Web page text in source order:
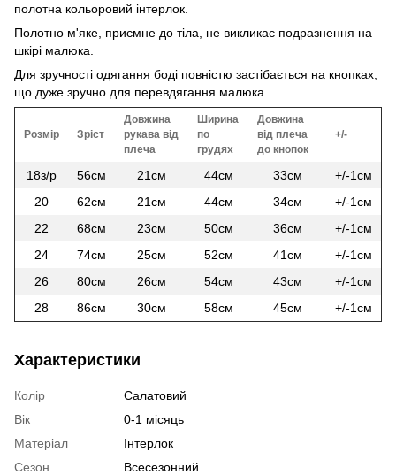
полотна кольоровий інтерлок.
Полотно м'яке, приємне до тіла, не викликає подразнення на
шкірі малюка.
Для зручності одягання боді повністю застібається на кнопках,
що дуже зручно для перевдягання малюка.
Розмір Зріст
Довжина
рукава від
плеча
Ширина
по
грудях
Довжина
від плеча
до кнопок
+/-
18з/р 56см 21см 44см 33см
+/-1см
20
62см 21см 44см 34см
+/-1см
22
68см 23см 50см 36см
+/-1см
24
74см 25см 52см 41см
+/-1см
26
80см 26см 54см 43см
+/-1см
28
86см 30см 58см 45см +/-1см
Характеристики
Колір
Салатовий
Вік
0-1 місяць
Матеріал
Інтерлок
Сезон
Всесезонний